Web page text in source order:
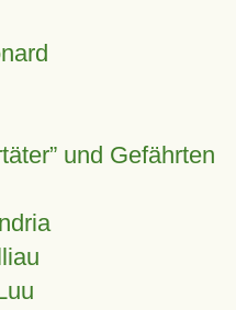
und Gefährten